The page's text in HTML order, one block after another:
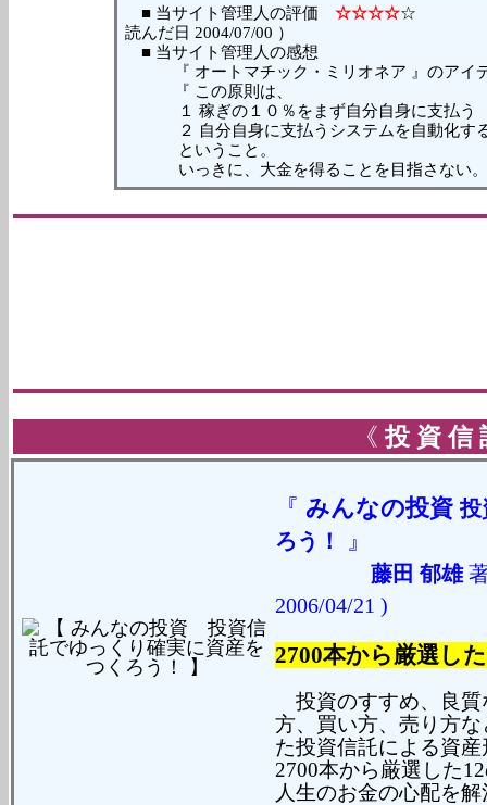
■ 当サイト管理人の評価 ☆☆☆☆
読んだ日 2004/07/00 ）
■ 当サイト管理人の感想
『 オートマチック・ミリオネア 』のアイ
『 この原則は、
１ 稼ぎの１０％をまず自分自身に支払う
２ 自分自身に支払うシステムを自動化す
ということ。
いっきに、大金を得ることを目指さな
《投 資 信
『 みんなの投資 投
ろう！
』
藤田 郁雄
2006/04/21 )
2700本から厳選し
投資のすすめ、良質
方、買い方、売り方
た投資信託による資
2700本から厳選した
人生のお金の心配を